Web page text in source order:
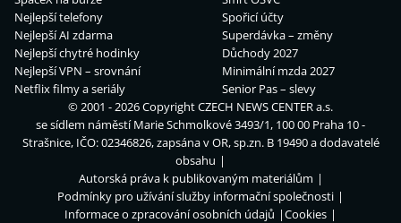
Nejlepší telefony
Nejlepší AI zdarma
Nejlepší chytré hodinky
Nejlepší VPN – srovnání
Netflix filmy a seriály
Spořicí účty
Superdávka – změny
Důchody 2027
Minimální mzda 2027
Senior Pas – slevy
© 2001 - 2026 CopyrightCZECH NEWS CENTER a.s.
se sídlem náměstí Marie Schmolkové 3493/1, 100 00 Praha 10 -
Strašnice, IČO: 02346826, zapsána v OR, sp.zn. B 19490 a dodavatelé
obsahu
Autorská práva k publikovaným materiálům
Podmínky pro užívání služby informační společnosti
Informace o zpracování osobních údajů
Cookies